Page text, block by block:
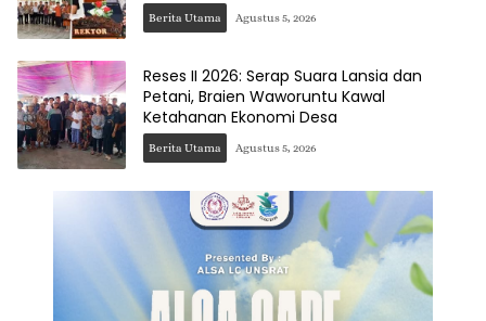
Berita Utama Agustus 5, 2026
Reses II 2026: Serap Suara Lansia dan
Petani, Braien Waworuntu Kawal
Ketahanan Ekonomi Desa
Berita Utama Agustus 5, 2026